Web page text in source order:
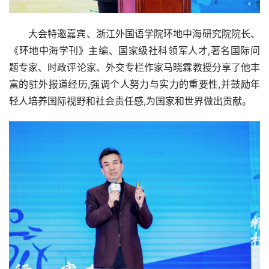
大会特邀嘉宾、浙江外国语学院环地中海研究院院长、
《环地中海学刊》主编、国家级社科领军人才,著名国际问
题专家、时政评论家、外交专栏作家马晓霖教授分享了他丰
富的驻外报道经历,强调个人努力与实力的重要性,并鼓励年
轻人培养国际视野和社会责任感,为国家和世界做出贡献。